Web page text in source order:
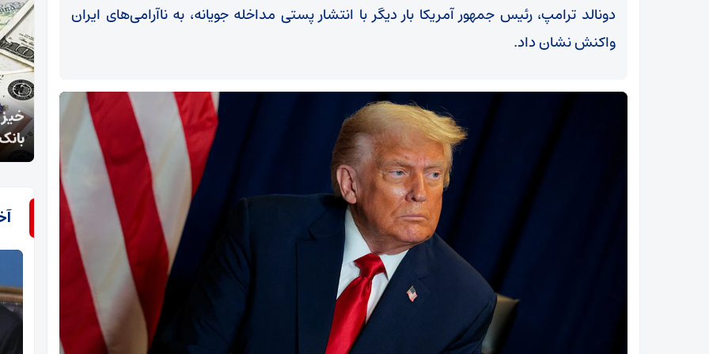
دونالد ترامپ، رئیس جمهور آمریکا بار دیگر با انتشار پستی مداخله جویانه، به ناآرامی‌های ایران
واکنش نشان داد.
اختصاصی|صداهای انفجار در سنندج ناشی از تمرینات
خیز دولت برای آزادسازی ارز با شارژ 70 همتی/عبور
بانک از نگاه سنتی